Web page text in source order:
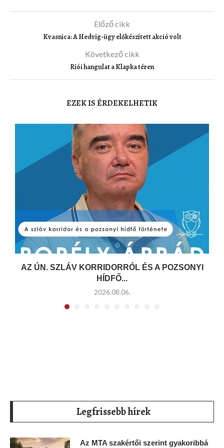
Előző cikk
Kvasnica: A Hedvig-ügy előkészített akció volt
Következő cikk
Riói hangulat a Klapka téren
EZEK IS ÉRDEKELHETIK
AZ ÚN. SZLÁV KORRIDORRÓL ÉS A POZSONYI
HÍDFŐ...
2026.08.06.
Legfrissebb hírek
Az MTA szakértői szerint gyakoribbá